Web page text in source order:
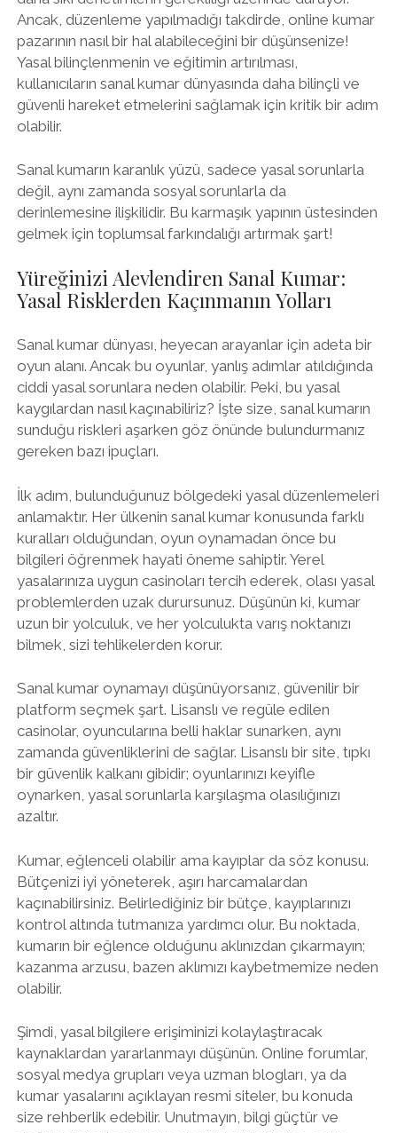
Ancak, düzenleme yapılmadığı takdirde, online kumar
pazarının nasıl bir hal alabileceğini bir düşünsenize!
Yasal bilinçlenmenin ve eğitimin artırılması,
kullanıcıların sanal kumar dünyasında daha bilinçli ve
güvenli hareket etmelerini sağlamak için kritik bir adım
olabilir.
Sanal kumarın karanlık yüzü, sadece yasal sorunlarla
değil, aynı zamanda sosyal sorunlarla da
derinlemesine ilişkilidir. Bu karmaşık yapının üstesinden
gelmek için toplumsal farkındalığı artırmak şart!
Yüreğinizi Alevlendiren Sanal Kumar:
Yasal Risklerden Kaçınmanın Yolları
Sanal kumar dünyası, heyecan arayanlar için adeta bir
oyun alanı. Ancak bu oyunlar, yanlış adımlar atıldığında
ciddi yasal sorunlara neden olabilir. Peki, bu yasal
kaygılardan nasıl kaçınabiliriz? İşte size, sanal kumarın
sunduğu riskleri aşarken göz önünde bulundurmanız
gereken bazı ipuçları.
İlk adım, bulunduğunuz bölgedeki yasal düzenlemeleri
anlamaktır. Her ülkenin sanal kumar konusunda farklı
kuralları olduğundan, oyun oynamadan önce bu
bilgileri öğrenmek hayati öneme sahiptir. Yerel
yasalarınıza uygun casinoları tercih ederek, olası yasal
problemlerden uzak durursunuz. Düşünün ki, kumar
uzun bir yolculuk, ve her yolculukta varış noktanızı
bilmek, sizi tehlikelerden korur.
Sanal kumar oynamayı düşünüyorsanız, güvenilir bir
platform seçmek şart. Lisanslı ve regüle edilen
casinolar, oyuncularına belli haklar sunarken, aynı
zamanda güvenliklerini de sağlar. Lisanslı bir site, tıpkı
bir güvenlik kalkanı gibidir; oyunlarınızı keyifle
oynarken, yasal sorunlarla karşılaşma olasılığınızı
azaltır.
Kumar, eğlenceli olabilir ama kayıplar da söz konusu.
Bütçenizi iyi yöneterek, aşırı harcamalardan
kaçınabilirsiniz. Belirlediğiniz bir bütçe, kayıplarınızı
kontrol altında tutmanıza yardımcı olur. Bu noktada,
kumarın bir eğlence olduğunu aklınızdan çıkarmayın;
kazanma arzusu, bazen aklımızı kaybetmemize neden
olabilir.
Şimdi, yasal bilgilere erişiminizi kolaylaştıracak
kaynaklardan yararlanmayı düşünün. Online forumlar,
sosyal medya grupları veya uzman blogları, ya da
kumar yasalarını açıklayan resmi siteler, bu konuda
size rehberlik edebilir. Unutmayın, bilgi güçtür ve